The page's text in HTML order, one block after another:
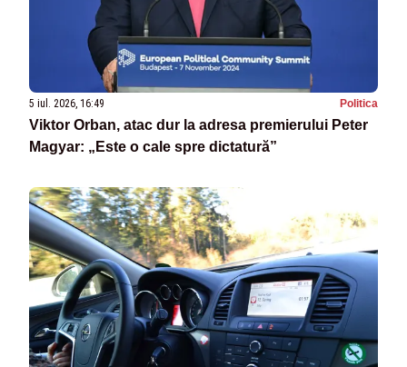
5 iul. 2026, 16:49 Politica
Viktor Orban, atac dur la adresa premierului Peter
Magyar: „Este o cale spre dictatură”